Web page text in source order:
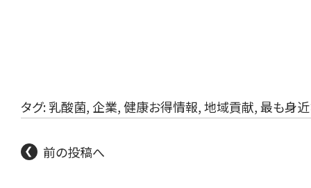
タグ:乳酸菌, 企業,健康お得情報,地域貢献,最も身
前の投稿へ